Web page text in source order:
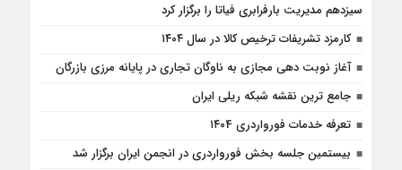
سیزدهم مدیریت بارفرابری فیاتا را برگزار کرد
کارمزد تشریفات ترخیص کالا در سال ۱۴۰۴
آغاز نوبت دهی مجازی به ناوگان تجاری در پایانه مرزی بازرگان
جامع ترین نقشه شبکه ریلی ایران
تعرفه خدمات فورواردری ۱۴۰4
بیستمین جلسه بخش فورواردری در انجمن ایران برگزار شد